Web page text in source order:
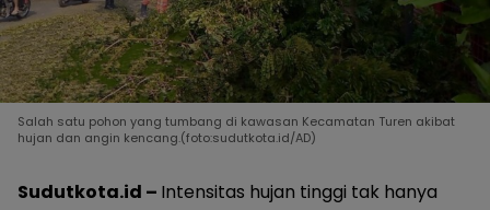
Salah satu pohon yang tumbang di kawasan Kecamatan Turen akibat
hujan dan angin kencang.(foto:sudutkota.id/AD)
Sudutkota.id – Intensitas hujan tinggi tak hanya